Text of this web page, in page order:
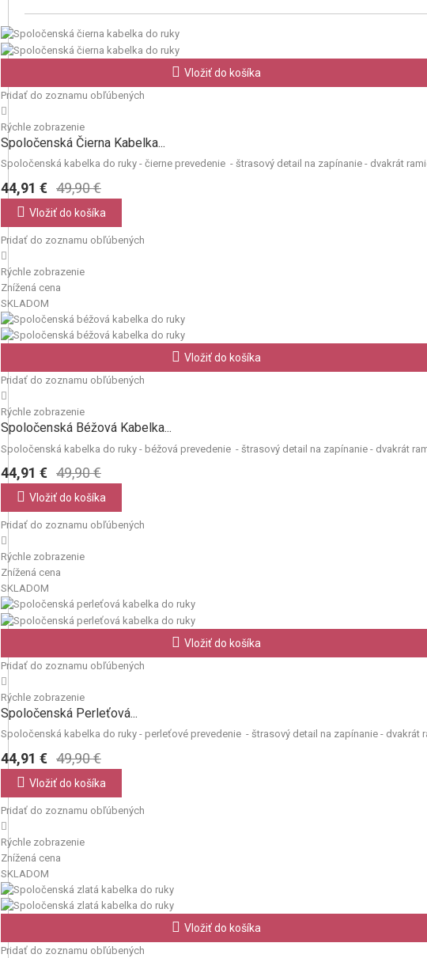
Vložiť do košíka
Pridať do zoznamu obľúbených
Rýchle zobrazenie
Spoločenská Čierna Kabelka...
Spoločenská kabelka do ruky - čierne prevedenie - štrasový detail na zapínanie - dvakrát
44,91 € 49,90 €
Vložiť do košíka
Pridať do zoznamu obľúbených
Rýchle zobrazenie
Znížená cena
SKLADOM
Vložiť do košíka
Pridať do zoznamu obľúbených
Rýchle zobrazenie
Spoločenská Béžová Kabelka...
Spoločenská kabelka do ruky - béžová prevedenie - štrasový detail na zapínanie - dvakrát
44,91 € 49,90 €
Vložiť do košíka
Pridať do zoznamu obľúbených
Rýchle zobrazenie
Znížená cena
SKLADOM
Vložiť do košíka
Pridať do zoznamu obľúbených
Rýchle zobrazenie
Spoločenská Perleťová...
Spoločenská kabelka do ruky - perleťové prevedenie - štrasový detail na zapínanie - dvakrát
44,91 € 49,90 €
Vložiť do košíka
Pridať do zoznamu obľúbených
Rýchle zobrazenie
Znížená cena
SKLADOM
Vložiť do košíka
Pridať do zoznamu obľúbených